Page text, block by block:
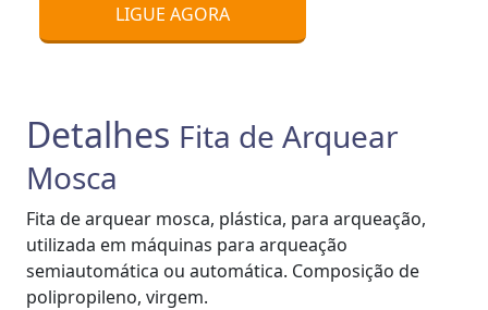
LIGUE AGORA
Detalhes Fita de Arquear
Mosca
Fita de arquear mosca, plástica, para arqueação,
utilizada em máquinas para arqueação
semiautomática ou automática. Composição de
polipropileno, virgem.